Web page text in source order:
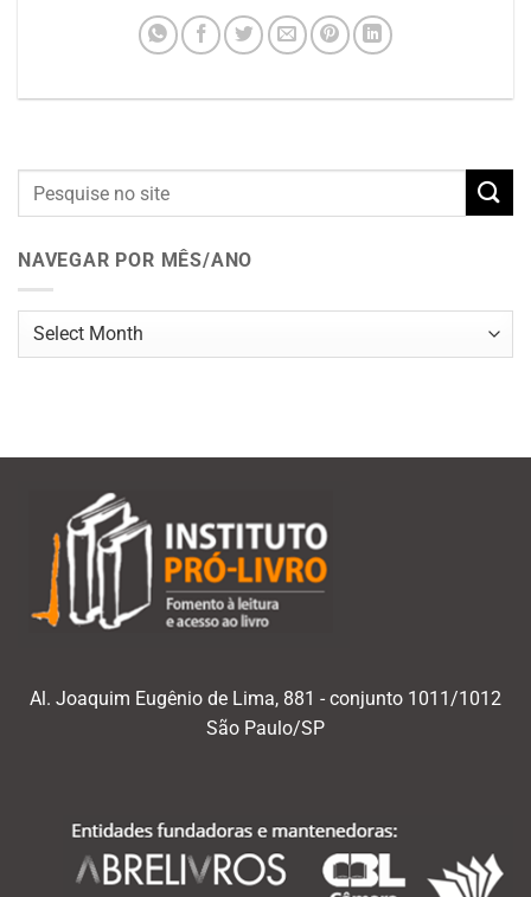
NAVEGAR POR MÊS/ANO
Navegar
Al. Joaquim Eugênio de Lima, 881 - conjunto 1011/1012
São Paulo/SP